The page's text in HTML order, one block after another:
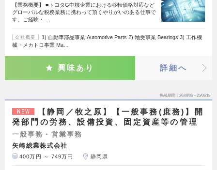
【業務概要】 ■トヨタG中核企業における移転価格対応など
グローバルな税務業務に携わって頂くやりがいのある仕事で
す。ご経験・…
会社概要
1) 自動車部品事業 Automotive Parts 2) 軸受事業 Bearings 3) 工作機
械・メカトロ事業 Ma…
興味あり 詳細へ
掲載期間 26/08/06～26/08/19
NEW
【静岡／牧之原】【一般事務(庶務)】開
発部門の労務、設備投資、固定資産等の管理
一般事務・営業事務
矢崎総業株式会社
400万円 ～ 749万円 静岡県